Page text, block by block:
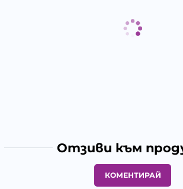
Отзиви към
КОМЕНТИРАЙ